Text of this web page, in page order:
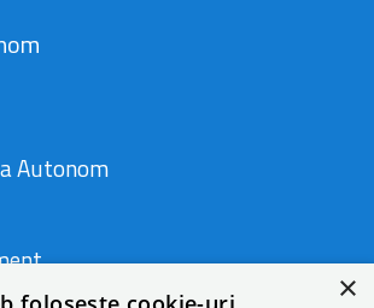
Autonom
×